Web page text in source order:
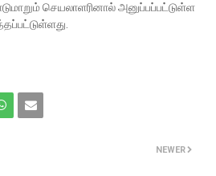
செயலாளரினால் அனுப்பப்பட்டுள்ள
NEWER